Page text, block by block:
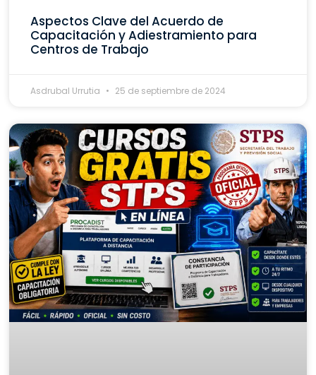
Aspectos Clave del Acuerdo de
Capacitación y Adiestramiento para
Centros de Trabajo
Asdrubal Urrutia 25 de septiembre de 2024